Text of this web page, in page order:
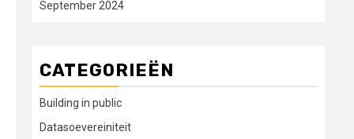
September 2024
CATEGORIEËN
Building in public
Datasoevereiniteit